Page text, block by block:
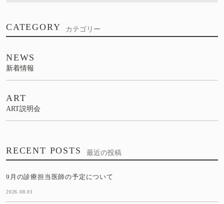
CATEGORY カテゴリー
NEWS
新着情報
ART
ART説明会
RECENT POSTS 最近の投稿
9月の診療担当医師の予定について
2026.08.01